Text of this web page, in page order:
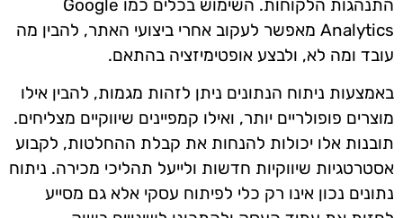
התנהגות הלקוחות. השימוש בכלים כמו Google
Analytics מאפשר לעקוב אחרי ביצועי האתר, להבין מה
עובד ומה לא, ולבצע אופטימיזציה בהתאם.
באמצעות ניתוח הנתונים ניתן לזהות מגמות, להבין אילו
מוצרים פופולריים יותר, ואילו קמפיינים שיווקיים מצליחים.
תובנות אלו יכולות להנחות את קבלת ההחלטות, לקבוע
אסטרטגיות שיווקיות חדשות ולייעל תהליכי מכירה. ניתוח
נתונים נכון אינו רק כלי לפיתוח עסקי אלא גם מסייע